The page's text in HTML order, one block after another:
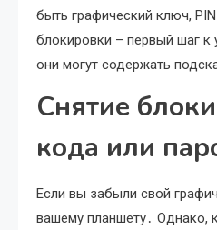
быть графический ключ,
блокировки – первый шаг
они могут содержать
Снятие
кода или
Если вы забыли свой
вашему планшету․ Однако,